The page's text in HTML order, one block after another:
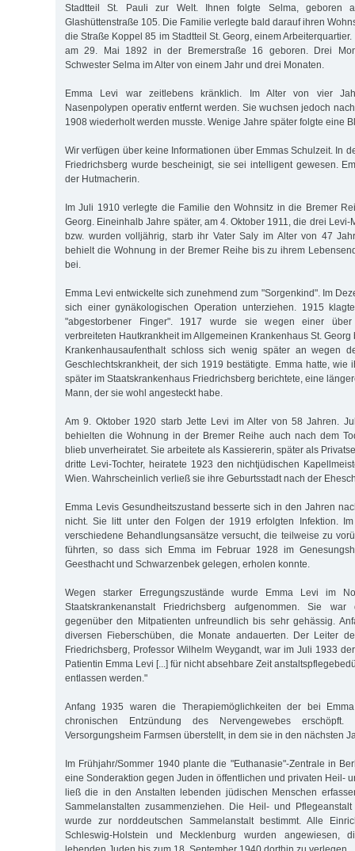
Stadtteil St. Pauli zur Welt. Ihnen folgte Selma, geboren
Glashüttenstraße 105. Die Familie verlegte bald darauf ihren
die Straße Koppel 85 im Stadtteil St. Georg, einem
am 29. Mai 1892 in der Bremerstraße 16 geboren. Drei
Schwester Selma im Alter von einem Jahr und drei Monaten.
Emma Levi war zeitlebens kränklich. Im Alter von vier
Nasenpolypen operativ entfernt werden. Sie wuchsen jedoch
1908 wiederholt werden musste. Wenige Jahre später folgte eine
Wir verfügen über keine Informationen über Emmas Schulzeit. In
Friedrichsberg wurde bescheinigt, sie sei intelligent gewesen.
der Hutmacherin.
Im Juli 1910 verlegte die Familie den Wohnsitz in die Bremer
Georg. Eineinhalb Jahre später, am 4. Oktober 1911, die drei
bzw. wurden volljährig, starb ihr Vater Saly im Alter von 47
behielt die Wohnung in der Bremer Reihe bis zu ihrem
bei.
Emma Levi entwickelte sich zunehmend zum "Sorgenkind". Im
sich einer gynäkologischen Operation unterziehen. 1915
"abgestorbener Finger". 1917 wurde sie wegen einer
verbreiteten Hautkrankheit im Allgemeinen Krankenhaus St.
Krankenhausaufenthalt schloss sich wenig später an wegen
Geschlechtskrankheit, der sich 1919 bestätigte. Emma hatte, wie
später im Staatskrankenhaus Friedrichsberg berichtete, eine
Mann, der sie wohl angesteckt habe.
Am 9. Oktober 1920 starb Jette Levi im Alter von 58 Jahren.
behielten die Wohnung in der Bremer Reihe auch nach dem
blieb unverheiratet. Sie arbeitete als Kassiererin, später als
dritte Levi-Tochter, heiratete 1923 den nichtjüdischen
Wien. Wahrscheinlich verließ sie ihre Geburtsstadt nach der
Emma Levis Gesundheitszustand besserte sich in den Jahren
nicht. Sie litt unter den Folgen der 1919 erfolgten Infektion.
verschiedene Behandlungsansätze versucht, die teilweise zu
führten, so dass sich Emma im Februar 1928 im
Geesthacht und Schwarzenbek gelegen, erholen konnte.
Wegen starker Erregungszustände wurde Emma Levi im
Staatskrankenanstalt Friedrichsberg aufgenommen. Sie
gegenüber den Mitpatienten unfreundlich bis sehr gehässig.
diversen Fieberschüben, die Monate andauerten. Der Leiter
Friedrichsberg, Professor Wilhelm Weygandt, war im Juli 1933
Patientin Emma Levi [...] für nicht absehbare Zeit
entlassen werden."
Anfang 1935 waren die Therapiemöglichkeiten der bei
chronischen Entzündung des Nervengewebes
Versorgungsheim Farmsen überstellt, in dem sie in den nächsten
Im Frühjahr/Sommer 1940 plante die "Euthanasie"-Zentrale in
eine Sonderaktion gegen Juden in öffentlichen und privaten Heil-
ließ die in den Anstalten lebenden jüdischen Menschen
Sammelanstalten zusammenziehen. Die Heil- und
wurde zur norddeutschen Sammelanstalt bestimmt. Alle
Schleswig-Holstein und Mecklenburg wurden angewiesen,